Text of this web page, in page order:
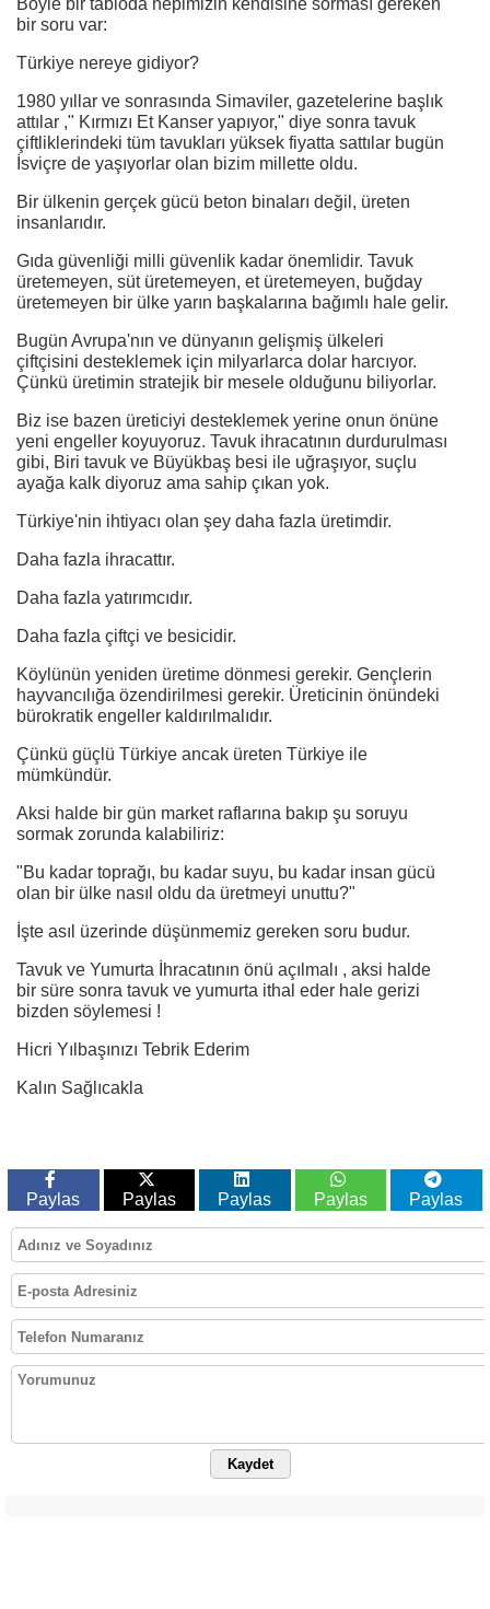
Böyle bir tabloda hepimizin kendisine sorması gereken
bir soru var:
Türkiye nereye gidiyor?
1980 yıllar ve sonrasında Simaviler, gazetelerine başlık
attılar ," Kırmızı Et Kanser yapıyor," diye sonra tavuk
çiftliklerindeki tüm tavukları yüksek fiyatta sattılar bugün
İsviçre de yaşıyorlar olan bizim millette oldu.
Bir ülkenin gerçek gücü beton binaları değil, üreten
insanlarıdır.
Gıda güvenliği milli güvenlik kadar önemlidir. Tavuk
üretemeyen, süt üretemeyen, et üretemeyen, buğday
üretemeyen bir ülke yarın başkalarına bağımlı hale gelir.
Bugün Avrupa'nın ve dünyanın gelişmiş ülkeleri
çiftçisini desteklemek için milyarlarca dolar harcıyor.
Çünkü üretimin stratejik bir mesele olduğunu biliyorlar.
Biz ise bazen üreticiyi desteklemek yerine onun önüne
yeni engeller koyuyoruz. Tavuk ihracatının durdurulması
gibi, Biri tavuk ve Büyükbaş besi ile uğraşıyor, suçlu
ayağa kalk diyoruz ama sahip çıkan yok.
Türkiye'nin ihtiyacı olan şey daha fazla üretimdir.
Daha fazla ihracattır.
Daha fazla yatırımcıdır.
Daha fazla çiftçi ve besicidir.
Köylünün yeniden üretime dönmesi gerekir. Gençlerin
hayvancılığa özendirilmesi gerekir. Üreticinin önündeki
bürokratik engeller kaldırılmalıdır.
Çünkü güçlü Türkiye ancak üreten Türkiye ile
mümkündür.
Aksi halde bir gün market raflarına bakıp şu soruyu
sormak zorunda kalabiliriz:
"Bu kadar toprağı, bu kadar suyu, bu kadar insan gücü
olan bir ülke nasıl oldu da üretmeyi unuttu?"
İşte asıl üzerinde düşünmemiz gereken soru budur.
Tavuk ve Yumurta İhracatının önü açılmalı , aksi halde
bir süre sonra tavuk ve yumurta ithal eder hale gerizi
bizden söylemesi !
Hicri Yılbaşınızı Tebrik Ederim
Kalın Sağlıcakla
Paylas Paylas Paylas Paylas Paylas
Kaydet